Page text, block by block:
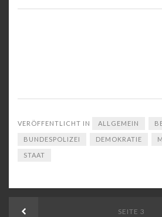
VERÖFFENTLICHT IN ALLGEMEIN
BUNDESPOLIZEI DEMOKRATIE
STAAT
SEITE 3